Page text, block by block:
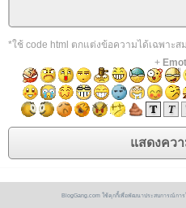
*ใช้ code html ตกแต่งข้อความได้เฉพาะส
+
BlogGang.com ใช้คุกกี้เพื่อพัฒนาประสบการณ์กา